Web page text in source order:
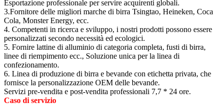
Esportazione professionale per servire acquirenti globali.
3.Fornitore delle migliori marche di birra Tsingtao, Heineken, Coca
Cola, Monster Energy, ecc.
4. Competenti in ricerca e sviluppo, i nostri prodotti possono essere
personalizzati secondo necessità ed ecologici.
5. Fornire lattine di alluminio di categoria completa, fusti di birra,
linee di riempimento ecc., Soluzione unica per la linea di
confezionamento.
6. Linea di produzione di birra e bevande con etichetta privata, che
fornisce la personalizzazione OEM delle bevande.
Servizi pre-vendita e post-vendita professionali 7,7 * 24 ore.
Caso di servizio